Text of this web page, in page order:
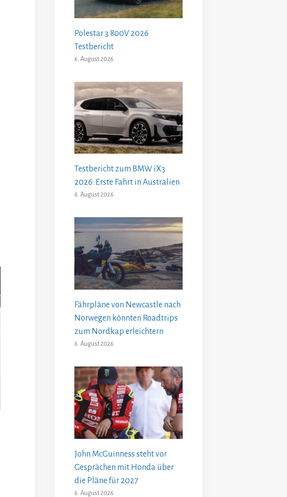
Polestar 3 800V 2026
Testbericht
6. August 2026
Testbericht zum BMW iX3
2026: Erste Fahrt in Australien
6. August 2026
Fährpläne von Newcastle nach
Norwegen könnten Roadtrips
zum Nordkap erleichtern
6. August 2026
John McGuinness steht vor
Gesprächen mit Honda über
die Pläne für 2027
6. August 2026